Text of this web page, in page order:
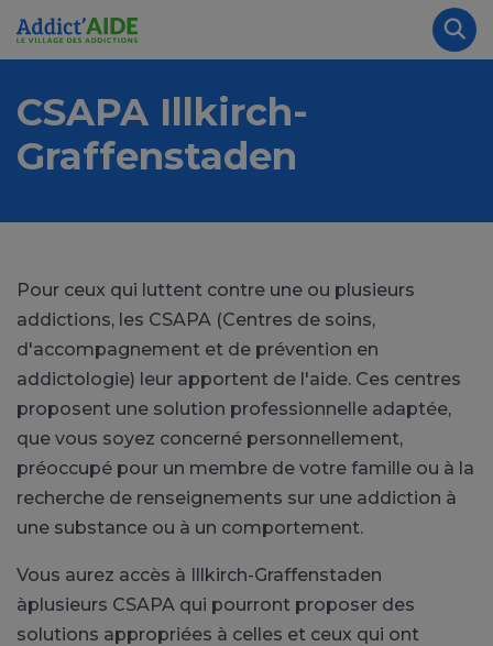
Aller au contenu principal
CSAPA Illkirch-
Graffenstaden
Pour ceux qui luttent contre une ou plusieurs
addictions, les CSAPA (Centres de soins,
d'accompagnement et de prévention en
addictologie) leur apportent de l'aide. Ces centres
proposent une solution professionnelle adaptée,
que vous soyez concerné personnellement,
préoccupé pour un membre de votre famille ou à la
recherche de renseignements sur une addiction à
une substance ou à un comportement.
Vous aurez accès à Illkirch-Graffenstaden
àplusieurs CSAPA qui pourront proposer des
solutions appropriées à celles et ceux qui ont
Panneau de gestion des cookies